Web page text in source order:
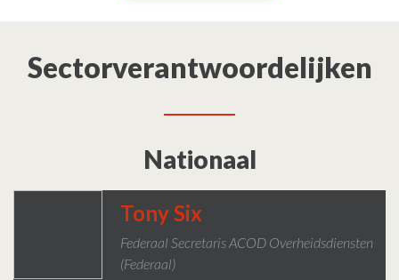
Sectorverantwoordelijken
Nationaal
Tony Six
Federaal Secretaris ACOD Overheidsdiensten
(federaal)